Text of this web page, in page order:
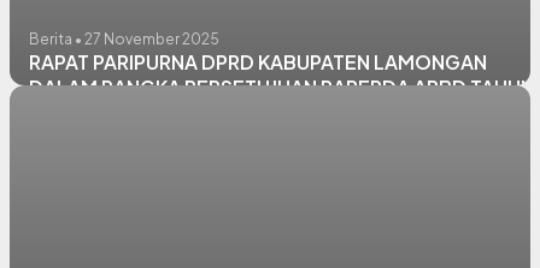
Berita • 27 November 2025
RAPAT PARIPURNA DPRD KABUPATEN LAMONGAN
DALAM RANGKA PERSETUJUAN RAPERDA APBD TAHUN